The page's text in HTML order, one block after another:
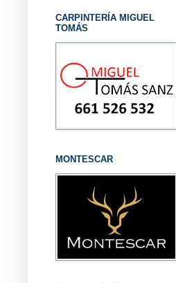
CARPINTERÍA MIGUEL
TOMÁS
MONTESCAR